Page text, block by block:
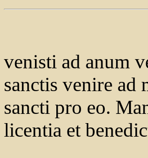
venisti ad anum
sanctis venire ad
sancti pro eo.
licentia et